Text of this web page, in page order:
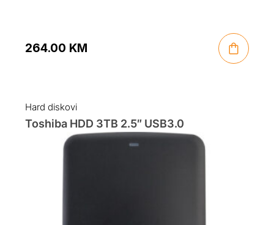
264.00 KM
Hard diskovi
Toshiba HDD 3TB 2.5″ USB3.0